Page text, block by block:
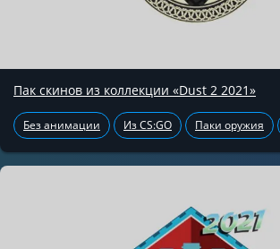
Пак скинов из коллекции «Dust 2 2021»
Без анимации Из CS:GO Паки оружия